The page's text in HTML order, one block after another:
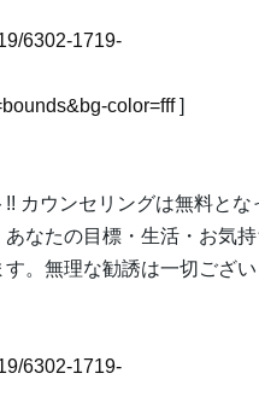
6302-1719-
color=fff]
カウンセリングは無料とな
なたの目標・生活・お気
。無理な勧誘は一切ござい
6302-1719-